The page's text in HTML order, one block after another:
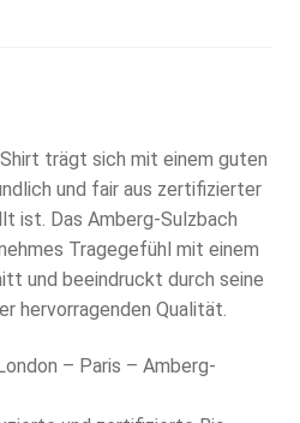
trägt sich mit einem guten
und fair aus zertifizierter
ist. Das Amberg-Sulzbach
Tragegefühl mit einem
und beeindruckt durch seine
hervorragenden Qualität.
– Paris – Amberg-